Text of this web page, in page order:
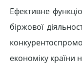
Ефективне
біржової
економіку країни